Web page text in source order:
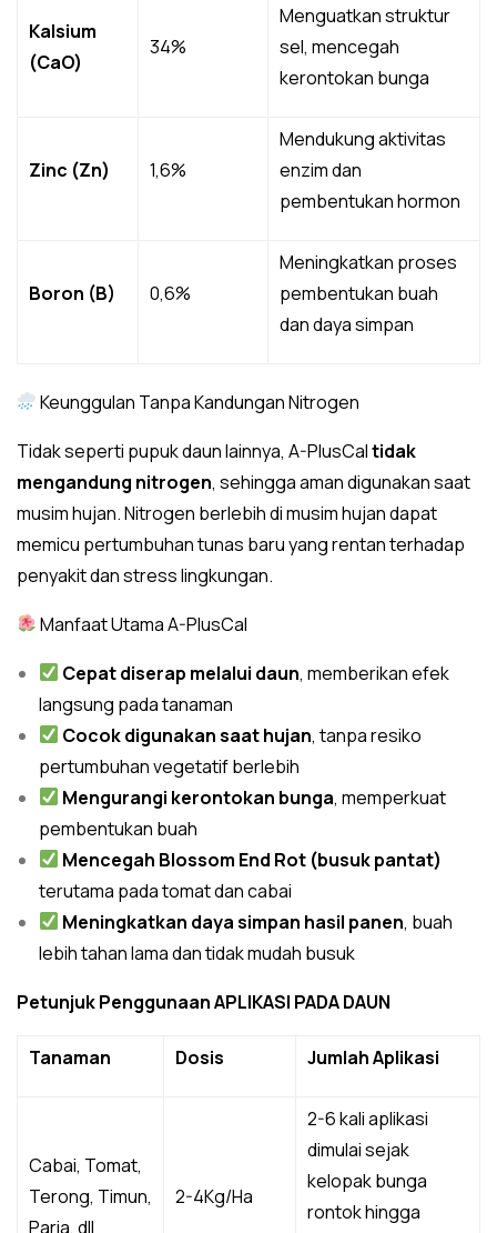
Kalsium
(CaO)
34%
Menguatkan struktur
sel, mencegah
kerontokan bunga
Zinc (Zn) 1,6%
Mendukung aktivitas
enzim dan
pembentukan hormon
Boron (B) 0,6%
Meningkatkan proses
pembentukan buah
dan daya simpan
Keunggulan Tanpa Kandungan Nitrogen
Tidak seperti pupuk daun lainnya, A-PlusCaltidak
mengandung nitrogen, sehingga aman digunakan saat
musim hujan. Nitrogen berlebih di musim hujan dapat
memicu pertumbuhan tunas baru yang rentan terhadap
penyakit dan stress lingkungan.
Manfaat Utama A-PlusCal
Cepat diserap melalui daun, memberikan efek
langsung pada tanaman
Cocok digunakan saat hujan, tanpa resiko
pertumbuhan vegetatif berlebih
Mengurangi kerontokan bunga, memperkuat
pembentukan buah
Mencegah Blossom End Rot (busuk pantat)
terutama pada tomat dan cabai
Meningkatkan daya simpan hasil panen, buah
lebih tahan lama dan tidak mudah busuk
Petunjuk Penggunaan APLIKASI PADA DAUN
Tanaman Dosis Jumlah Aplikasi
Cabai, Tomat,
Terong, Timun,
Paria, dll
2-4Kg/Ha
2-6 kali aplikasi
dimulai sejak
kelopak bunga
rontok hingga